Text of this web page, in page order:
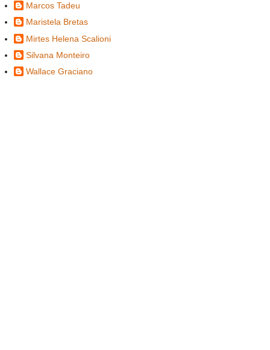
Marcos Tadeu
Maristela Bretas
Mirtes Helena Scalioni
Silvana Monteiro
Wallace Graciano